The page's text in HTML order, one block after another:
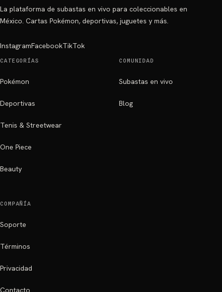
La plataforma de subastas en vivo para coleccionables en
México. Cartas Pokémon, deportivas, juguetes y más.
InstagramFacebookTikTok
CATEGORÍAS
Pokémon
Deportivas
Tenis & Streetwear
One Piece
Beauty
COMUNIDAD
Subastas en vivo
Blog
COMPAÑÍA
Soporte
Términos
Privacidad
Contacto